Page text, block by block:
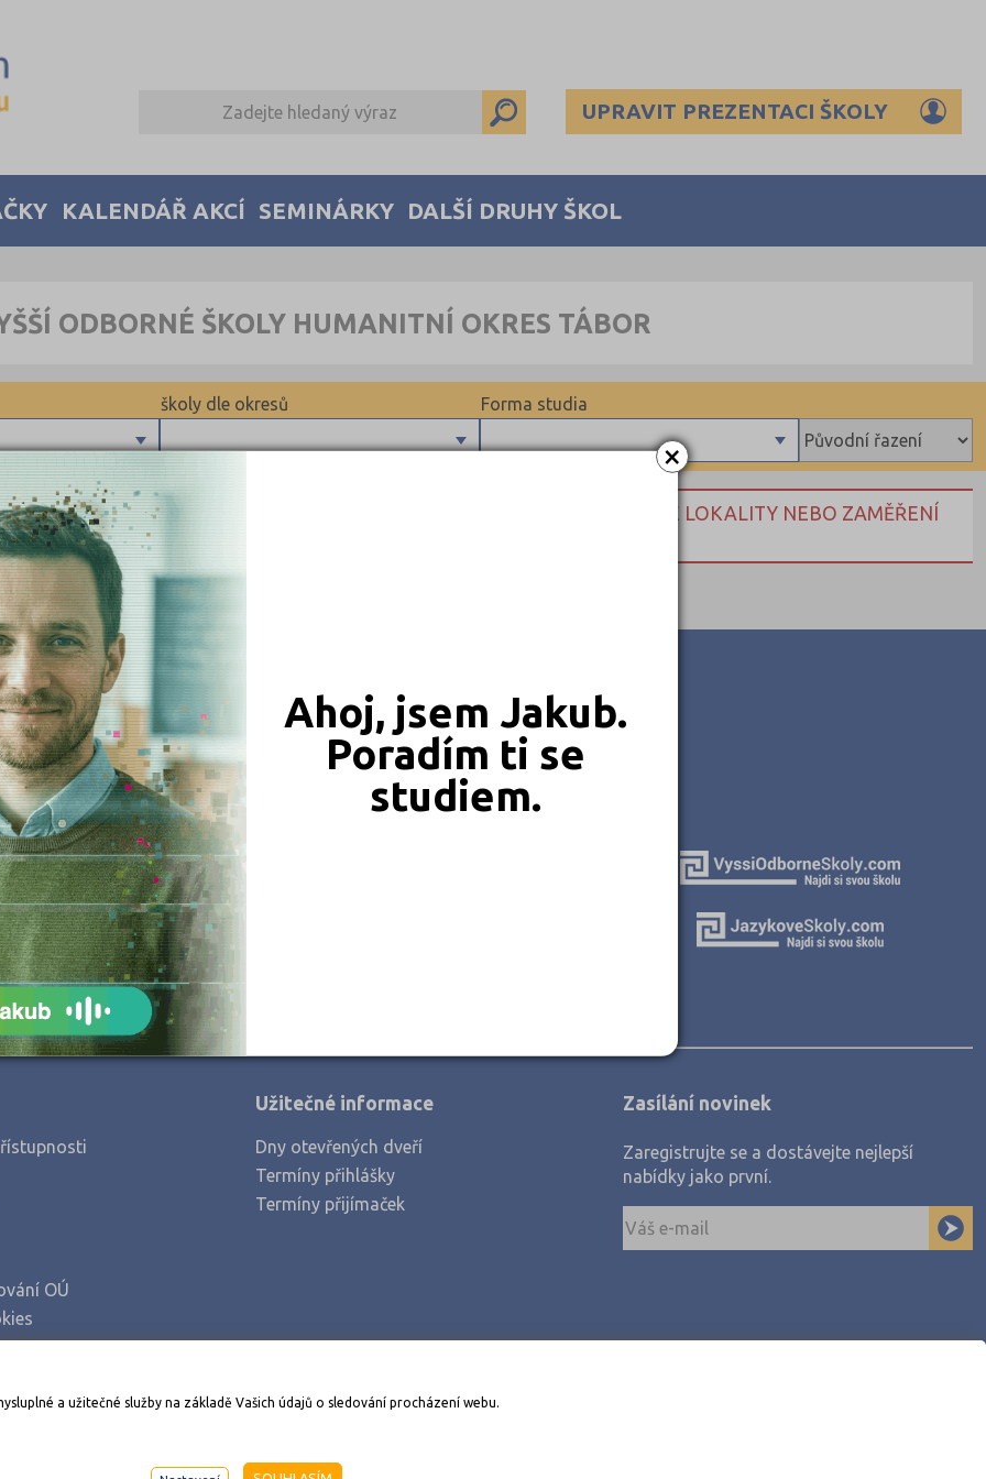
×
Ahoj, jsem Jakub.
Poradím ti se
studiem.
UPRAVIT PREZENTACI ŠKOLY
KALENDÁŘ AKCÍ SEMINÁRKY DALŠÍ DRUHY ŠKOL
ODBORNÉ ŠKOLY HUMANITNÍ OKRES TÁBOR
Forma studia
školy dle okresů
Uherské Hradiště (1)
ZÁZNAMY, PŘEFORMULUJTE PROSÍM VÁŠ DOTAZ NEBO HLEDEJTE DLE LOKALITY NEBO ZAMĚŘENÍ
JSME TAM, KDE JSTE VY
Naše projekty
OÚ
Stáhněte si aplikaci Adresář škol
Užitečné informace
Dny otevřených dveří
Termíny přihlášky
Termíny přijímaček
Zasílání novinek
Zaregistrujte se a dostávejte nejlepší
nabídky jako první.
AMOS KamPoMaturite.cz, s.r.o., stránky vytvořilo
a užitečné služby na základě Vašich údajů o sledování procházení webu.